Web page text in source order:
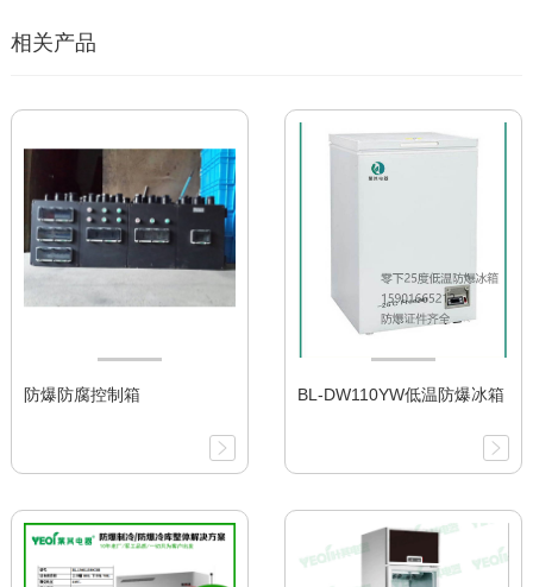
相关产品
防爆防腐控制箱 BL-DW110YW低温防爆冰箱